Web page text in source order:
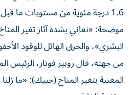
1.6 درجة مئوية من مستويات ما
موضحة: «نعاني بشدة آثار تغير
البشري»، والحرق الهائل للوقود
من جهته، قال روبير فوتار، الرئيس
المعنية بتغير المناخ (جييك): «ما